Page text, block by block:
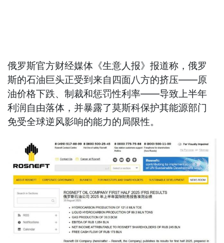
俄罗斯官方财经媒体《生意人报》报道称，俄罗
斯的石油巨头正受到来自四面八方的挤压——原
油价格下跌、制裁和惩罚性利率——导致上半年
利润自由落体，并暴露了莫斯科保护其能源部门
免受全球逆风影响的能力的局限性。